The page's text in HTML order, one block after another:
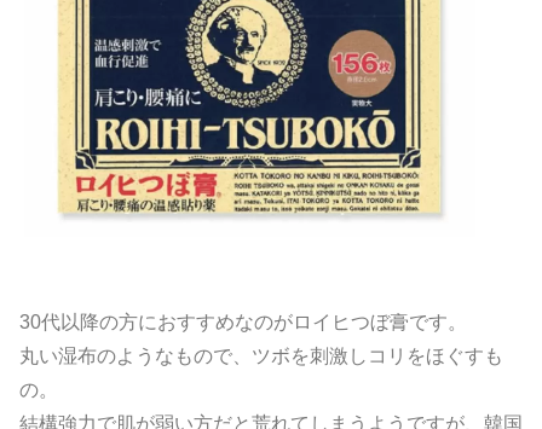
30代以降の方におすすめなのがロイヒつぼ膏です。
丸い湿布のようなもので、ツボを刺激しコリをほぐすも
の。
結構強力で肌が弱い方だと荒れてしまうようですが、韓国